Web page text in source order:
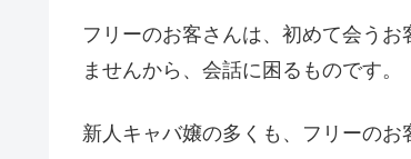
フリーのお客さんは、初めて会う
ませんから、会話に困るものです。
新人キャバ嬢の多くも、フリーのお